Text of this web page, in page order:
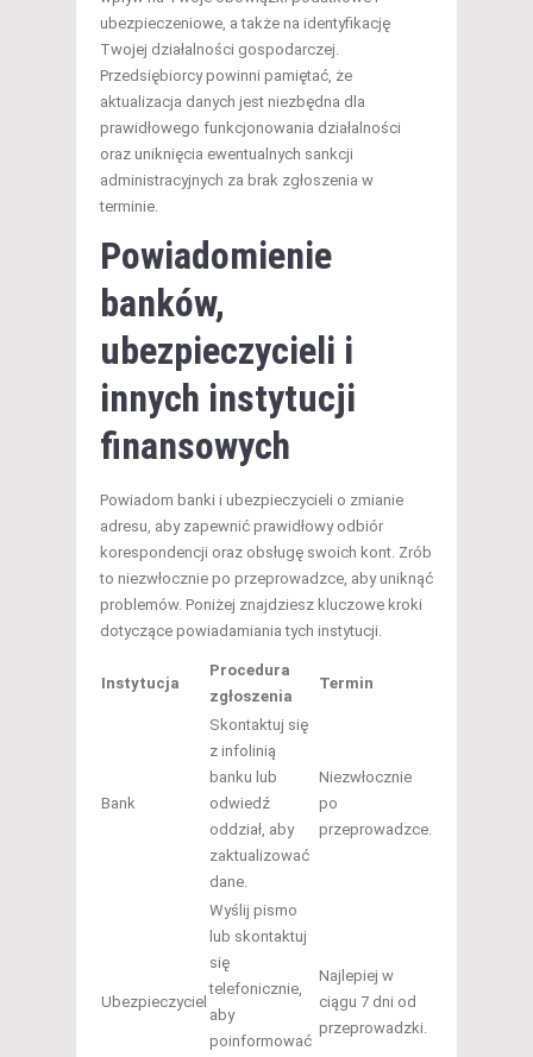
ubezpieczeniowe, a także na identyfikację
Twojej działalności gospodarczej.
Przedsiębiorcy powinni pamiętać, że
aktualizacja danych jest niezbędna dla
prawidłowego funkcjonowania działalności
oraz uniknięcia ewentualnych sankcji
administracyjnych za brak zgłoszenia w
terminie.
Powiadomienie
banków,
ubezpieczycieli i
innych instytucji
finansowych
Powiadom banki i ubezpieczycieli o zmianie
adresu, aby zapewnić prawidłowy odbiór
korespondencji oraz obsługę swoich kont. Zrób
to niezwłocznie po przeprowadzce, aby uniknąć
problemów. Poniżej znajdziesz kluczowe kroki
dotyczące powiadamiania tych instytucji.
Instytucja
Procedura
zgłoszenia
Termin
Bank
Skontaktuj się
z infolinią
banku lub
odwiedź
oddział, aby
zaktualizować
dane.
Niezwłocznie
po
przeprowadzce.
Ubezpieczyciel
Wyślij pismo
lub skontaktuj
się
telefonicznie,
aby
poinformować
Najlepiej w
ciągu 7 dni od
przeprowadzki.